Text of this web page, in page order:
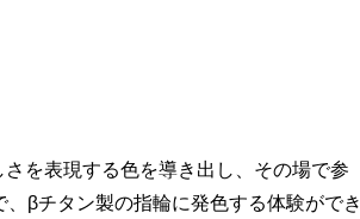
を表現する色を導き出し、その場で参
βチタン製の指輪に発色する体験ができ